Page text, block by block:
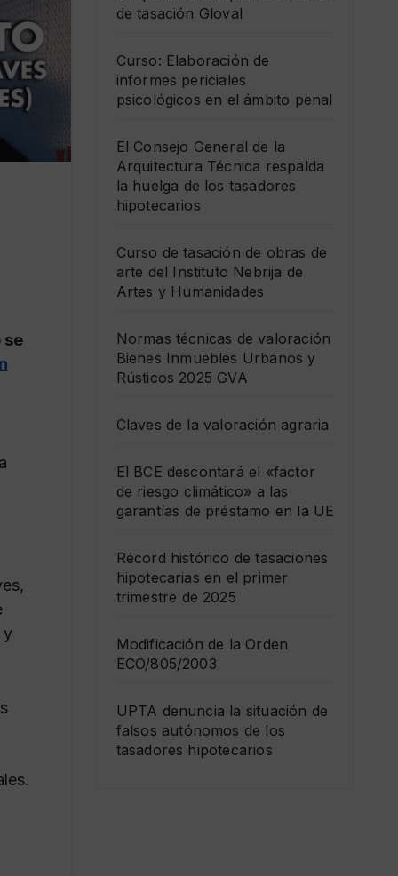
se
y
de tasación Gloval
Curso: Elaboración de
informes periciales
psicológicos en el ámbito penal
El Consejo General de la
Arquitectura Técnica respalda
la huelga de los tasadores
hipotecarios
Curso de tasación de obras de
arte del Instituto Nebrija de
Artes y Humanidades
Normas técnicas de valoración
Bienes Inmuebles Urbanos y
Rústicos 2025 GVA
Claves de la valoración agraria
El BCE descontará el «factor
de riesgo climático» a las
garantías de préstamo en la UE
Récord histórico de tasaciones
hipotecarias en el primer
trimestre de 2025
Modificación de la Orden
ECO/805/2003
UPTA denuncia la situación de
falsos autónomos de los
tasadores hipotecarios